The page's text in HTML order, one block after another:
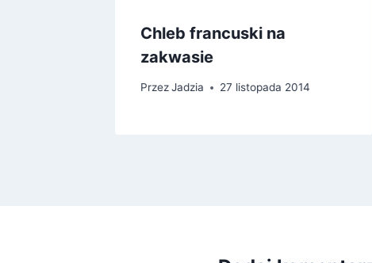
Chleb francuski na
zakwasie
PrzezJadzia 27 listopada 2014